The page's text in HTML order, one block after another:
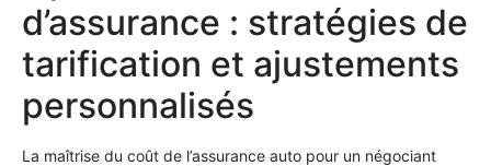
d’assurance : stratégies de
tarification et ajustements
personnalisés
La maîtrise du coût de l’assurance auto pour un négociant